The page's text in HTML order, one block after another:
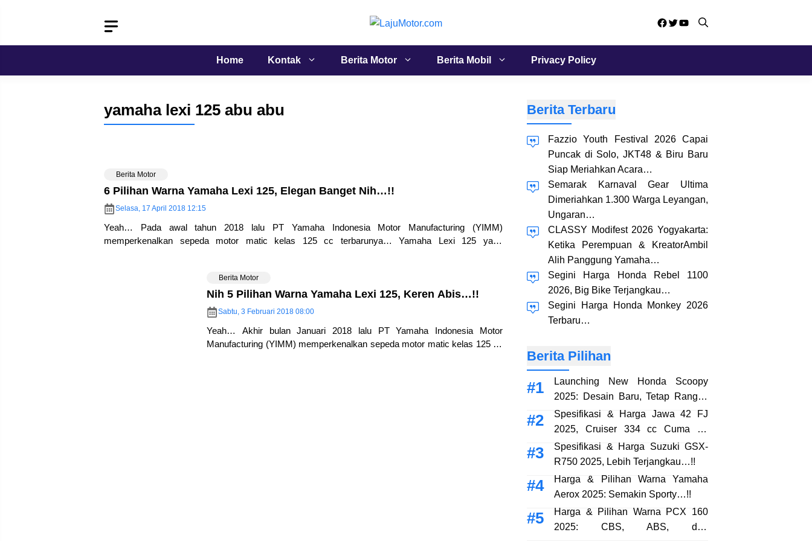
Facebook
Twitter
YouTube
Home Kontak Berita Motor Berita Mobil Privacy Policy
yamaha lexi 125 abu abu
Berita Motor
6 Pilihan Warna Yamaha Lexi 125, Elegan Banget Nih…!!
Selasa, 17 April 2018 12:15
Yeah… Pada awal tahun 2018 lalu PT Yamaha Indonesia Motor Manufacturing (YIMM)
memperkenalkan sepeda motor matic kelas 125 cc terbarunya… Yamaha Lexi 125 yang
Berita Motor
Nih 5 Pilihan Warna Yamaha Lexi 125, Keren Abis…!!
Sabtu, 3 Februari 2018 08:00
Yeah… Akhir bulan Januari 2018 lalu PT Yamaha Indonesia Motor
Manufacturing (YIMM) memperkenalkan sepeda motor matic kelas 125 cc
Berita Terbaru
Fazzio Youth Festival 2026 Capai
Puncak di Solo, JKT48 & Biru Baru
Siap Meriahkan Acara…
Semarak Karnaval Gear Ultima
Dimeriahkan 1.300 Warga Leyangan,
Ungaran…
CLASSY Modifest 2026 Yogyakarta:
Ketika Perempuan & KreatorAmbil
Alih Panggung Yamaha…
Segini Harga Honda Rebel 1100
2026, Big Bike Terjangkau…
Segini Harga Honda Monkey 2026
Terbaru…
Berita Pilihan
Launching New Honda Scoopy
2025: Desain Baru, Tetap Rangka
eSAF…!!
Spesifikasi & Harga Jawa 42 FJ
2025, Cruiser 334 cc Cuma 38
Jutaan…!!
Spesifikasi & Harga Suzuki GSX-
R750 2025, Lebih Terjangkau…!!
Harga & Pilihan Warna Yamaha
Aerox 2025: Semakin Sporty…!!
Harga & Pilihan Warna PCX 160
2025: CBS, ABS, dan